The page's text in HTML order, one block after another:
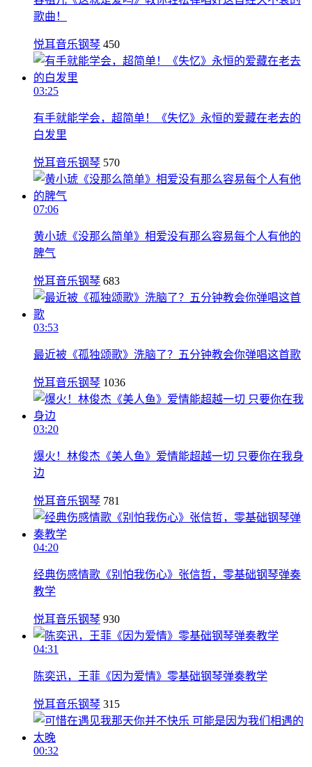
歌曲！
悦耳音乐钢琴 450
03:25
有手就能学会，超简单！《失忆》永恒的爱藏在老去的
白发里
悦耳音乐钢琴 570
07:06
黄小琥《没那么简单》相爱没有那么容易每个人有他的
脾气
悦耳音乐钢琴 683
03:53
最近被《孤独颂歌》洗脑了？五分钟教会你弹唱这首歌
悦耳音乐钢琴 1036
03:20
爆火！林俊杰《美人鱼》爱情能超越一切 只要你在我身
边
悦耳音乐钢琴 781
04:20
经典伤感情歌《别怕我伤心》张信哲，零基础钢琴弹奏
教学
悦耳音乐钢琴 930
04:31
陈奕迅，王菲《因为爱情》零基础钢琴弹奏教学
悦耳音乐钢琴 315
00:32